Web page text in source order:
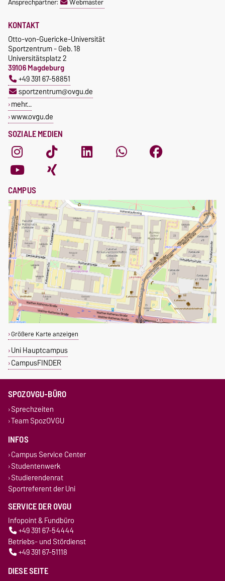
SOZIALE MEDIEN
KONTAKT
Otto-von-Guericke-Universität
Sportzentrum - Geb. 18
Universitätsplatz 2
39106 Magdeburg
+49 391 67-58851
sportzentrum@ovgu.de
mehr…
www.ovgu.de
CAMPUS
Größere Karte anzeigen
Uni Hauptcampus
CampusFINDER
SPOZOVGU-BÜRO
Sprechzeiten
Team SpozOVGU
INFOS
Campus Service Center
Studentenwerk
Studierendenrat
Sportreferent der Uni
SERVICE DER OVGU
Infopoint & Fundbüro
+49 391 67-54444
Betriebs- und Stördienst
+49 391 67-51118
DIESE SEITE